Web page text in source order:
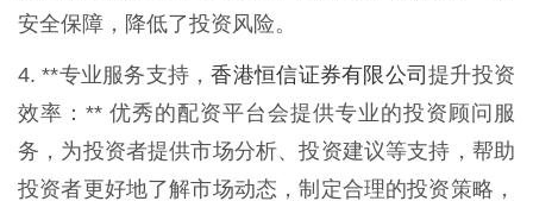
安全保障，降低了投资风险。
4. **专业服务支持，香港恒信证券有限公司提升投资
效率：** 优秀的配资平台会提供专业的投资顾问服
务，为投资者提供市场分析、投资建议等支持，帮助
投资者更好地了解市场动态，制定合理的投资策略，